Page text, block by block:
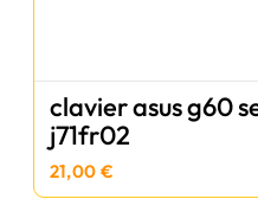
clavier asus g60
j71fr02
21,00 €